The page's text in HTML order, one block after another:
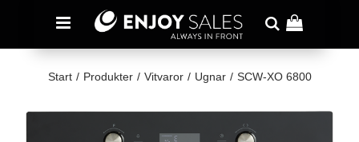
Start / Produkter / Vitvaror / Ugnar / SCW-XO 6800